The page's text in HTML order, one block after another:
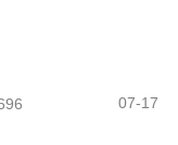
07-17